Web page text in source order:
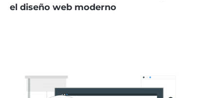
el diseño web moderno